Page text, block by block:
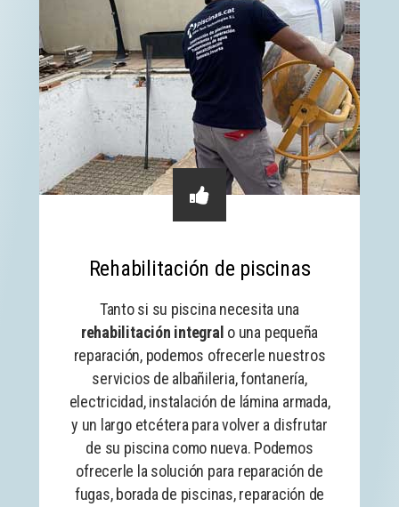
Rehabilitación de piscinas
Tanto si su piscina necesita una
rehabilitación integral o una pequeña
reparación, podemos ofrecerle nuestros
servicios de albañileria, fontanería,
electricidad, instalación de lámina armada,
y un largo etcétera para volver a disfrutar
de su piscina como nueva. Podemos
ofrecerle la solución para reparación de
fugas, borada de piscinas, reparación de